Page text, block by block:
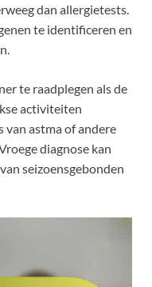
dan allergietests.
te identificeren en
te raadplegen als de
activiteiten
van astma of andere
diagnose kan
seizoensgebonden